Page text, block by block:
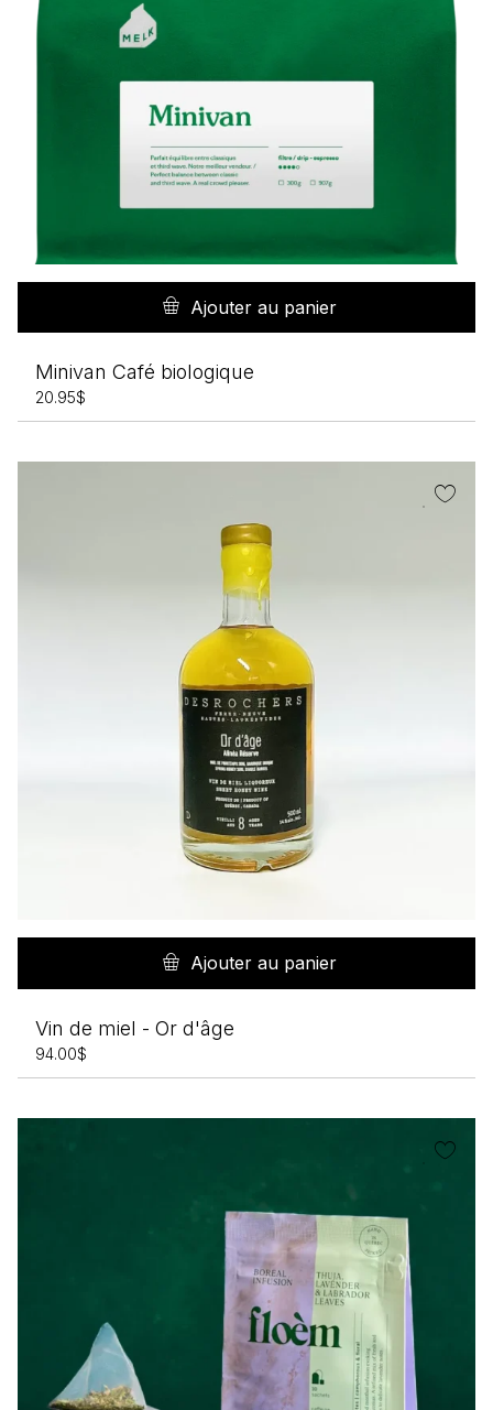
Ajouter au panier
Minivan Café biologique
20.95$
Ajouter au panier
Vin de miel - Or d'âge
94.00$